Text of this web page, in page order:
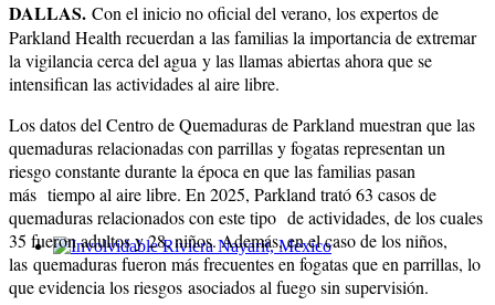
Involvidable Riviera Nayarit, Mexico
DALLAS. Con el inicio no oficial del verano, los expertos de
Parkland Health recuerdan a las familias la importancia de extremar
la vigilancia cerca del agua y las llamas abiertas ahora que se
intensifican las actividades al aire libre.
Los datos del Centro de Quemaduras de Parkland muestran que las
quemaduras relacionadas con parrillas y fogatas representan un
riesgo constante durante la época en que las familias pasan
más tiempo al aire libre. En 2025, Parkland trató 63 casos de
quemaduras relacionados con este tipo de actividades, de los cuales
35 fueron adultos y 28, niños. Además, en el caso de los niños,
las quemaduras fueron más frecuentes en fogatas que en parrillas, lo
que evidencia los riesgos asociados al fuego sin supervisión.